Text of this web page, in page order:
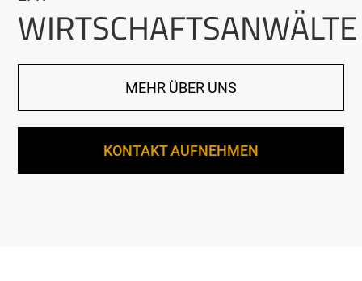
WIRTSCHAFTSANWÄLTE
MEHR ÜBER UNS
KONTAKT AUFNEHMEN